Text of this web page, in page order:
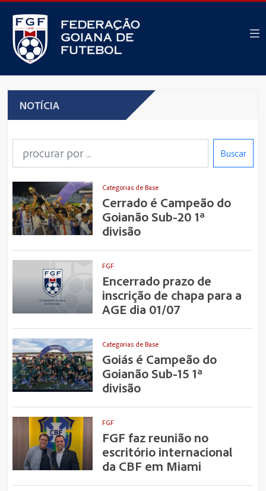
NOTÍCIA
Buscar
Categorias de Base
Cerrado é Campeão do
Goianão Sub-20 1ª
divisão
FGF
Encerrado prazo de
inscrição de chapa para a
AGE dia 01/07
Categorias de Base
Goiás é Campeão do
Goianão Sub-15 1ª
divisão
FGF
FGF faz reunião no
escritório internacional
da CBF em Miami